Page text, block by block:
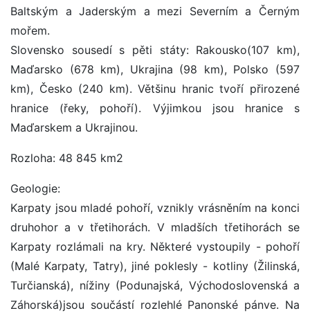
Baltským a Jaderským a mezi Severním a Černým
mořem.
Slovensko sousedí s pěti státy: Rakousko(107 km),
Maďarsko (678 km), Ukrajina (98 km), Polsko (597
km), Česko (240 km). Většinu hranic tvoří přirozené
hranice (řeky, pohoří). Výjimkou jsou hranice s
Maďarskem a Ukrajinou.
Rozloha: 48 845 km2
Geologie:
Karpaty jsou mladé pohoří, vznikly vrásněním na konci
druhohor a v třetihorách. V mladších třetihorách se
Karpaty rozlámali na kry. Některé vystoupily - pohoří
(Malé Karpaty, Tatry), jiné poklesly - kotliny (Žilinská,
Turčianská), nížiny (Podunajská, Východoslovenská a
Záhorská)jsou součástí rozlehlé Panonské pánve. Na